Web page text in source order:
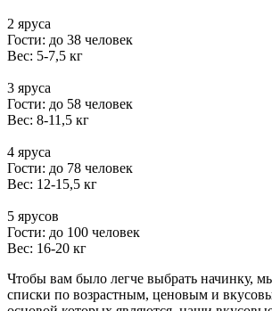
2 яруса
Гости: до 38 человек
Вес: 5-7,5 кг
3 яруса
Гости: до 58 человек
Вес: 8-11,5 кг
4 яруса
Гости: до 78 человек
Вес: 12-15,5 кг
5 ярусов
Гости: до 100 человек
Вес: 16-20 кг
Чтобы вам было легче выбрать начинку,
списки по возрастным, ценовым и